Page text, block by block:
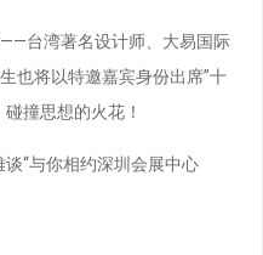
台湾著名设计师、大易国际
也将以特邀嘉宾身份出席”十
撞思想的火花！
“与你相约深圳会展中心